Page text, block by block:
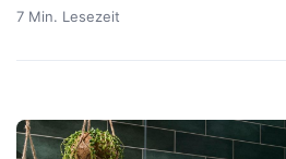
7 Min. Lesezeit